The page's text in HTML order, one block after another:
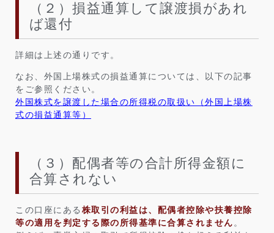
（２）損益通算して譲渡損があれ
ば還付
詳細は上述の通りです。
なお、外国上場株式の損益通算については、以下の記事
をご参照ください。
外国株式を譲渡した場合の所得税の取扱い（外国上場株
式の損益通算等）
（３）配偶者等の合計所得金額に
合算されない
この口座にある 株取引の利益は、配偶者控除や扶養控除
等の適用を判定する際の所得基準に合算されません 。